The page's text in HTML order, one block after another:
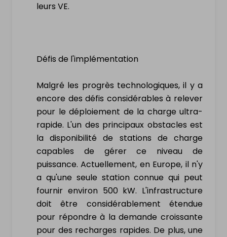
| FR |
leurs VE.
Défis de l'implémentation
Malgré les progrès technologiques, il y a
encore des défis considérables à relever
pour le déploiement de la charge ultra-
rapide. L'un des principaux obstacles est
la disponibilité de stations de charge
capables de gérer ce niveau de
puissance. Actuellement, en Europe, il n'y
a qu'une seule station connue qui peut
fournir environ 500 kW. L'infrastructure
doit être considérablement étendue
pour répondre à la demande croissante
pour des recharges rapides. De plus, une